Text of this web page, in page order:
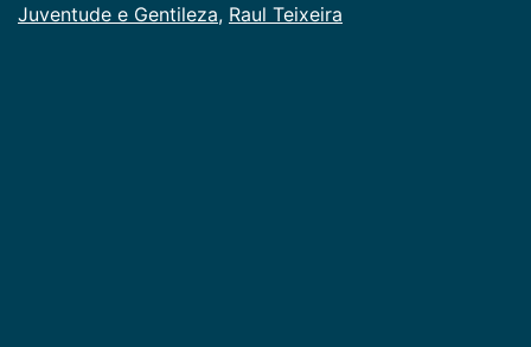
Juventude e Gentileza, Raul Teixeira